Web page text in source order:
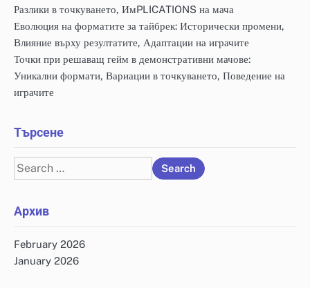
Разлики в точкуването, ИмPLICATIONS на мача
Еволюция на форматите за тайбрек: Исторически промени,
Влияние върху резултатите, Адаптации на играчите
Точки при решаващ гейм в демонстративни мачове:
Уникални формати, Вариации в точкуването, Поведение на
играчите
Търсене
Search
for:
Архив
February 2026
January 2026